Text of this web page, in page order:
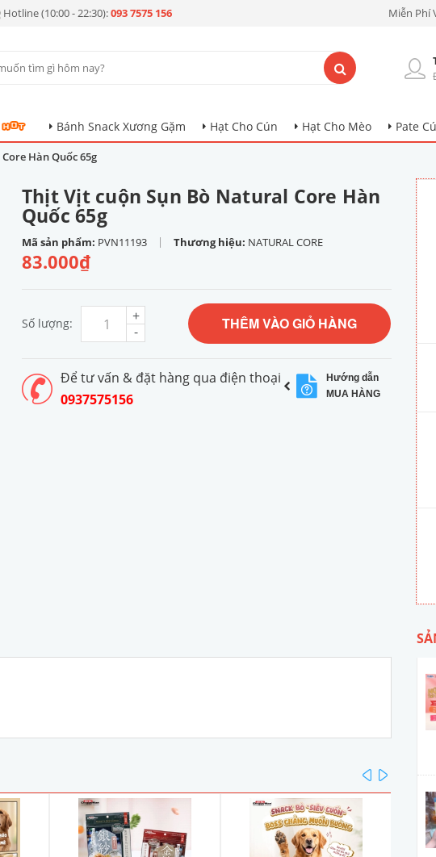
Hotline (10:00 - 22:30):093 7575 156 Miễn Phí
Bánh Snack Xương Gặm Hạt Cho Cún Hạt Cho Mèo Pate
Hàn Quốc 65g
Thịt Vịt cuộn Sụn Bò Natural Core Hàn
Quốc 65g
Mã sản phẩm: PVN11193 | Thương hiệu: NATURAL CORE
83.000₫
Số lượng: -
+ THÊM VÀO GIỎ HÀNG
Để tư vấn & đặt hàng qua điện thoại
0937575156
Hướng dẫn
MUA HÀNG
prev